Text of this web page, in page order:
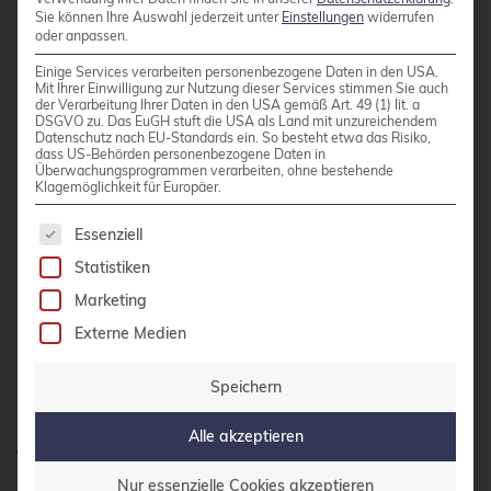
Daten, die übertragen werden müssen. Planen
Sie solche Migrationen für wartungsarme Zeiten
oder reduzieren Sie temporär die VM-Last.
Überwachen Sie die Migrations-Logs über die
Proxmox®-Konsole. Detaillierte
Fehlermeldungen helfen bei der Problemanalyse.
Die Logs finden Sie unter „Tasks“ in der
Weboberfläche oder über die Kommandozeile
mit journalctl.
Live-Migration: Performance
optimieren und überwachen
Sie können Ihre Auswahl jederzeit unter Einstellungen widerrufen
oder anpassen.
Einige Services verarbeiten personenbezogene Daten in den USA.
Mit Ihrer Einwilligung zur Nutzung dieser Services stimmen Sie auch
der Verarbeitung Ihrer Daten in den USA gemäß Art. 49 (1) lit. a
DSGVO zu. Das EuGH stuft die USA als Land mit unzureichendem
Datenschutz nach EU-Standards ein. So besteht etwa das Risiko,
dass US-Behörden personenbezogene Daten in
Überwachungsprogrammen verarbeiten, ohne bestehende
Klagemöglichkeit für Europäer.
Es folgt eine Liste der Service-Gruppen, für die
Essenziell
Statistiken
Marketing
Externe Medien
Speichern
Alle akzeptieren
Nur essenzielle Cookies akzeptieren